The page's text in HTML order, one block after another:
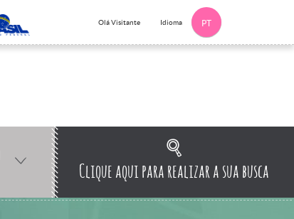
Olá Visitante Idioma PT
Clique aqui para realizar a sua busca